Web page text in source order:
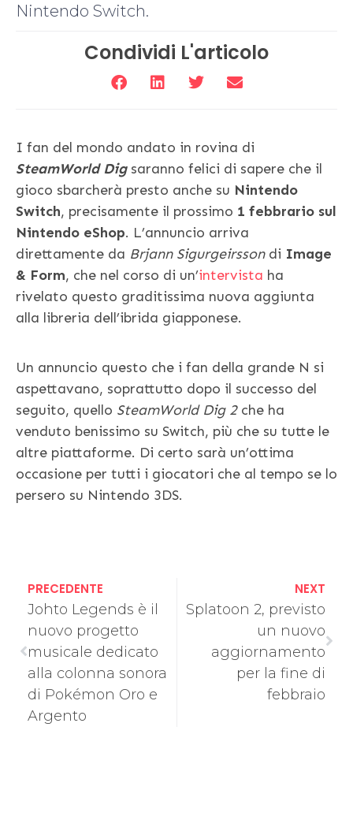
Nintendo Switch.
Condividi L'articolo
I fan del mondo andato in rovina di
SteamWorld Digsaranno felici di sapere che il
gioco sbarcherà presto anche su Nintendo
Switch, precisamente il prossimo 1 febbrario sul
Nintendo eShop. L’annuncio arriva
direttamente da Brjann Sigurgeirssondi Image
& Form, che nel corso di un’intervista ha
rivelato questo graditissima nuova aggiunta
alla libreria dell’ibrida giapponese.
Un annuncio questo che i fan della grande N si
aspettavano, soprattutto dopo il successo del
seguito, quello SteamWorld Dig 2che ha
venduto benissimo su Switch, più che su tutte le
altre piattaforme. Di certo sarà un’ottima
occasione per tutti i giocatori che al tempo se lo
persero su Nintendo 3DS.
PRECEDENTE
Johto Legends è il
nuovo progetto
musicale dedicato
alla colonna sonora
di Pokémon Oro e
Argento
NEXT
Splatoon 2, previsto
un nuovo
aggiornamento
per la fine di
febbraio